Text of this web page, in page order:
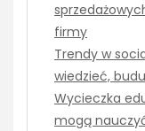
firmy
Trendy w
wiedzieć,
Wycieczka
mogą